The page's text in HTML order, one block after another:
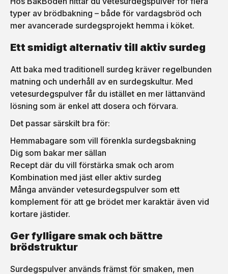
typer av brödbakning – både för vardagsbröd och
mer avancerade surdegsprojekt hemma i köket.
Ett smidigt alternativ till aktiv surdeg
Att baka med traditionell surdeg kräver regelbunden
matning och underhåll av en surdegskultur. Med
vetesurdegspulver får du istället en mer lättanvänd
lösning som är enkel att dosera och förvara.
Det passar särskilt bra för:
Hemmabagare som vill förenkla surdegsbakning
Dig som bakar mer sällan
Recept där du vill förstärka smak och arom
Kombination med jäst eller aktiv surdeg
Många använder vetesurdegspulver som ett
komplement för att ge brödet mer karaktär även vid
kortare jästider.
Ger fylligare smak och bättre
brödstruktur
Surdegspulver används främst för smaken, men